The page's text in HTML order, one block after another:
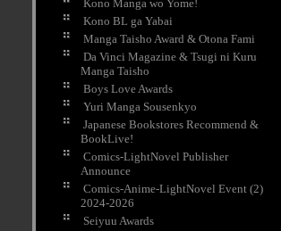
Kono Manga wo Yome!
Kono BL ga Yabai
Manga Taisho Award & Otona Fami
Da Vinci Magazine & Tsugi ni Kuru
Manga Taisho
Boys Love Awards
Yuri Manga Sousenkyo
Japanese Bookstores Recommend &
BookLive!
Comics-LightNovel Publisher
Announce
Comics-Anime-LightNovel Event (2)
2024-2026
Seiyuu Awards